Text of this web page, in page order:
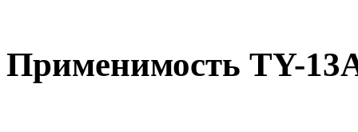
Применимость TY-